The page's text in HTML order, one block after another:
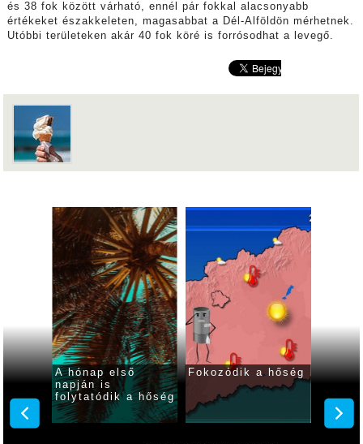
és 38 fok között várható, ennél pár fokkal alacsonyabb
értékeket északkeleten, magasabbat a Dél-Alföldön mérhetnek.
Utóbbi területeken akár 40 fok köré is forrósodhat a levegő.
A hónap első
napján is
folytatódik a hőség
Fokozódik a hőség